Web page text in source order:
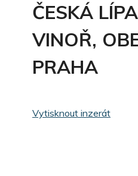
ČESKÁ
VINOŘ,
PRAHA
Vytisknout inzerát